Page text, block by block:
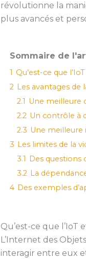
révolutionne la
plus avancés et
Sommaire de
1 Qu’est-ce que
2 Les avantages de
2.1 Une meilleure
2.2 Un contrôle à
2.3 Une meilleure
3 Les limites de la
3.1
Des questions
3.2 La
4 Des exemples
Qu’est-ce que l’IoT
L’Internet des
interagir entre eux